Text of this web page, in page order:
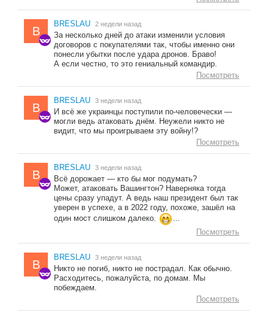
B
BRESLAU 2 недели назад
За несколько дней до атаки изменили условия
договоров с покупателями так, чтобы именно они
понесли убытки после удара дронов. Браво!
А если честно, то это гениальный командир.
Посмотреть
B
BRESLAU 3 недели назад
И всё же украинцы поступили по-человечески —
могли ведь атаковать днём. Неужели никто не
видит, что мы проигрываем эту войну!?
Посмотреть
B
BRESLAU 3 недели назад
Всё дорожает — кто бы мог подумать?
Может, атаковать Вашингтон? Наверняка тогда
цены сразу упадут. А ведь наш президент был так
уверен в успехе, а в 2022 году, похоже, зашёл на
один мост слишком далеко.
...
Посмотреть
B
BRESLAU 3 недели назад
Никто не погиб, никто не пострадал. Как обычно.
Расходитесь, пожалуйста, по домам. Мы
побеждаем.
Посмотреть